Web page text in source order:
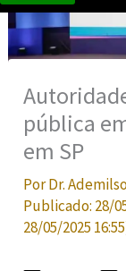
pública
em SP
PorDr.
Publicado: 28/
28/05/2025 16:55